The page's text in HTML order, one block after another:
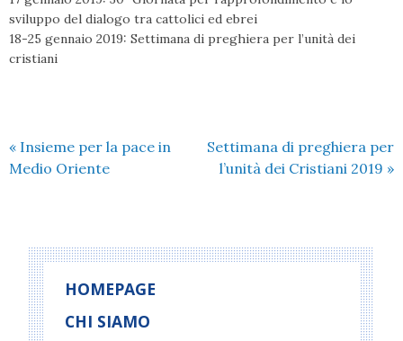
sviluppo del dialogo tra cattolici ed ebrei
18-25 gennaio 2019: Settimana di preghiera per l’unità dei
cristiani
« Insieme per la pace in
Medio Oriente
Settimana di preghiera per
l’unità dei Cristiani 2019 »
HOMEPAGE
CHI SIAMO